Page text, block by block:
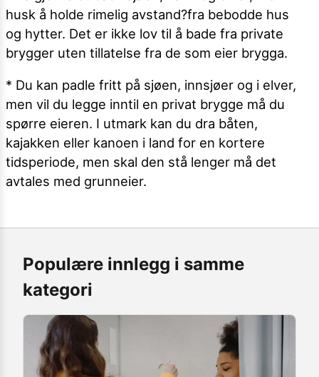
husk å holde rimelig avstand?fra bebodde hus
og hytter. Det er ikke lov til å bade fra private
brygger uten tillatelse fra de som eier brygga.
* Du kan padle fritt på sjøen, innsjøer og i elver,
men vil du legge inntil en privat brygge må du
spørre eieren. I utmark kan du dra båten,
kajakken eller kanoen i land for en kortere
tidsperiode, men skal den stå lenger må det
avtales med grunneier.
Populære innlegg i samme
kategori